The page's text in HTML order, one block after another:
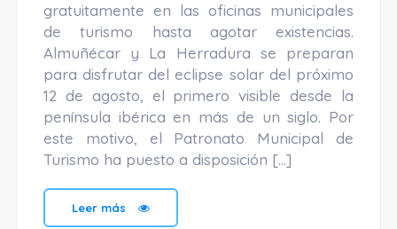
gratuitamente en las oficinas municipales
de turismo hasta agotar existencias.
Almuñécar y La Herradura se preparan
para disfrutar del eclipse solar del próximo
12 de agosto, el primero visible desde la
península ibérica en más de un siglo. Por
este motivo, el Patronato Municipal de
Turismo ha puesto a disposición […]
Leer más